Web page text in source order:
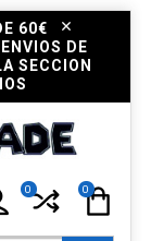
60€
DE
SECCION
0
0